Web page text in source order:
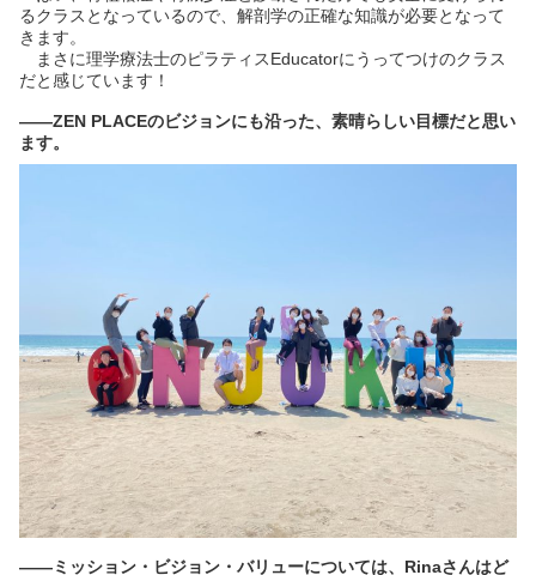
るクラスとなっているので、解剖学の正確な知識が必要となって
きます。
まさに理学療法士のピラティスEducatorにうってつけのクラス
だと感じています！
――ZEN PLACEのビジョンにも沿った、素晴らしい目標だと思い
ます。
――ミッション・ビジョン・バリューについては、Rinaさんはど